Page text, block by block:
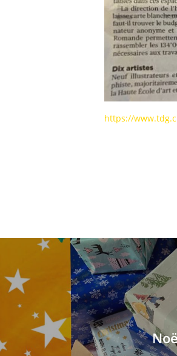
https://